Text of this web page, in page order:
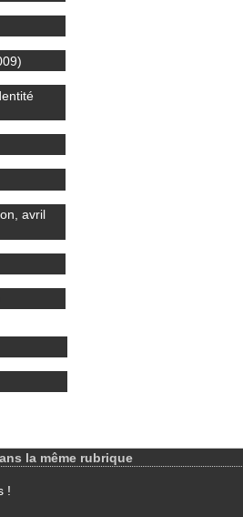
avril
la même rubrique
!